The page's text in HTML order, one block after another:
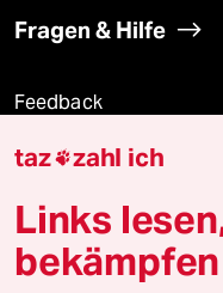
Fragen & Hilfe
Feedback
Aboservice
ePaper Login
Downloads für
taz zahl ich
Links
bekämpfen